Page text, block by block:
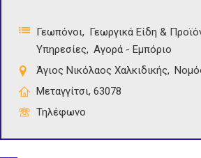
Γεωπόνοι
Γεωργικά Είδη &
Υπηρεσίες
Αγορά - Εμπόριο
Άγιος Νικόλαος Χαλκιδικής
Μεταγγίτσι, 63078
Τηλέφωνο